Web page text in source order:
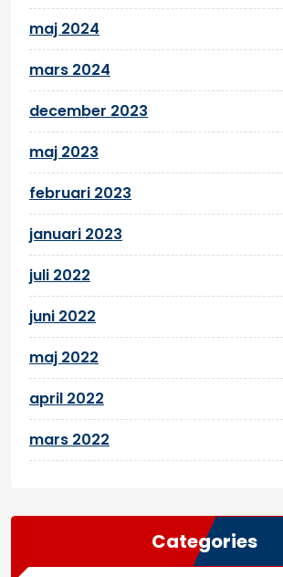
maj 2024
mars 2024
december 2023
maj 2023
februari 2023
januari 2023
juli 2022
juni 2022
maj 2022
april 2022
mars 2022
Categories